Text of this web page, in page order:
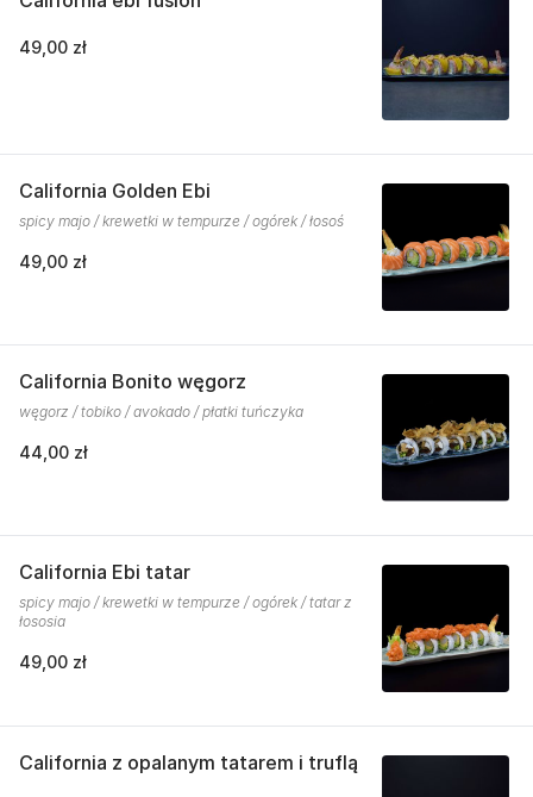
49,00 zł
California Golden Ebi
spicy majo / krewetki w tempurze / ogórek / łosoś
49,00 zł
California Bonito węgorz
węgorz / tobiko / avokado / płatki tuńczyka
44,00 zł
California Ebi tatar
spicy majo / krewetki w tempurze / ogórek / tatar z
łososia
49,00 zł
California z opalanym tatarem i truflą